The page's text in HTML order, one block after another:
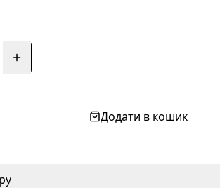
Додати в кошик